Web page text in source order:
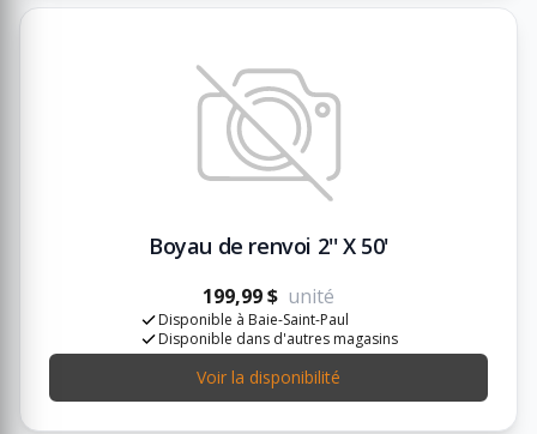
Boyau de renvoi 2'' X 50'
199,99 $ unité
Disponible à Baie-Saint-Paul
Disponible dans d'autres magasins
Voir la disponibilité